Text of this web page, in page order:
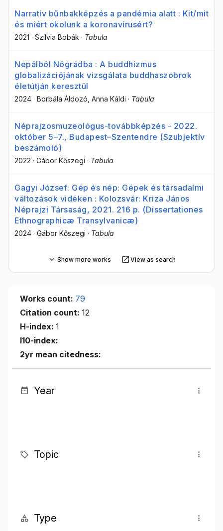
Narratív bűnbakképzés a pandémia alatt : Kit/mit
és miért okolunk a koronavírusért?
2021 · Szilvia Bobák · Tabula
Nepálból Nógrádba : A buddhizmus
globalizációjának vizsgálata buddhaszobrok
életútján keresztül
2024 · Borbála Áldozó , Anna Káldi · Tabula
Néprajzosmuzeológus-továbbképzés - 2022.
október 5–7., Budapest–Szentendre (Szubjektív
beszámoló)
2022 · Gábor Kőszegi · Tabula
Gagyi József: Gép és nép: Gépek és társadalmi
változások vidéken : Kolozsvár: Kriza János
Néprajzi Társaság, 2021. 216 p. (Dissertationes
Ethnographicæ Transylvanicæ)
2024 · Gábor Kőszegi · Tabula
Show more works View as search
Works count: 79
Citation count: 12
H-index: 1
I10-index:
2yr mean citedness:
Year
Topic
Type